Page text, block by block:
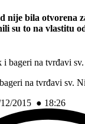
nije bila otvorena
su to na vlastitu
na tvrđavi sv.
2015 ● 18:26